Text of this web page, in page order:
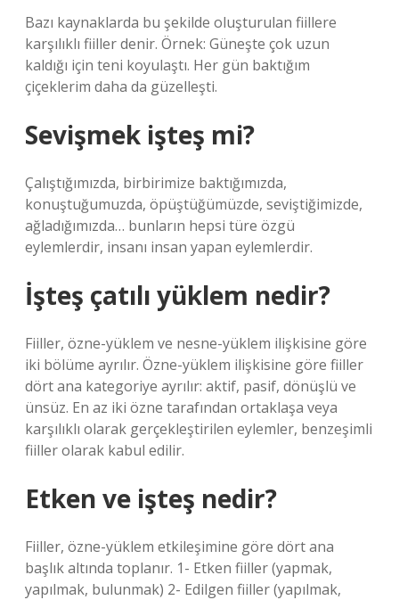
Bazı kaynaklarda bu şekilde oluşturulan fiillere
karşılıklı fiiller denir. Örnek: Güneşte çok uzun
kaldığı için teni koyulaştı. Her gün baktığım
çiçeklerim daha da güzelleşti.
Sevişmek işteş mi?
Çalıştığımızda, birbirimize baktığımızda,
konuştuğumuzda, öpüştüğümüzde, seviştiğimizde,
ağladığımızda… bunların hepsi türe özgü
eylemlerdir, insanı insan yapan eylemlerdir.
İşteş çatılı yüklem nedir?
Fiiller, özne-yüklem ve nesne-yüklem ilişkisine göre
iki bölüme ayrılır. Özne-yüklem ilişkisine göre fiiller
dört ana kategoriye ayrılır: aktif, pasif, dönüşlü ve
ünsüz. En az iki özne tarafından ortaklaşa veya
karşılıklı olarak gerçekleştirilen eylemler, benzeşimli
fiiller olarak kabul edilir.
Etken ve işteş nedir?
Fiiller, özne-yüklem etkileşimine göre dört ana
başlık altında toplanır. 1- Etken fiiller (yapmak,
yapılmak, bulunmak) 2- Edilgen fiiller (yapılmak,